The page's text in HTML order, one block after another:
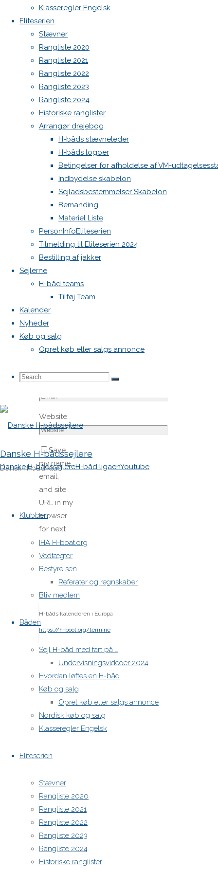
Klasseregler Engelsk
Eliteserien
Stævner
Rangliste 2020
Rangliste 2021
Rangliste 2022
Rangliste 2023
Rangliste 2024
Historiske ranglister
Arrangør drejebog
H-båds stævneleder
H-båds logoer
Betingelser for afholdelse af VM-
Indbydelse skabelon
Sejladsbestemmelser Skabelon
Bemanding
Materiel Liste
PersonInfoEliteserien
Tilmelding til Eliteserien 2024
Bestilling af jakker
Sejlerne
H-båd teams
Tilføj Team
Kalender
Nyheder
Køb og salg
Opret køb eller salgs annonce
Search
Search
Search
Danske H-bådssejlere
Dansk H-båd klub
Danske H-bådssejlereH-båd ligaenYoutube
Klubben
IHA H-boat.org
Vedtægter
Bestyrelsen
Referater og regnskaber
Bliv medlem
Båden
Sejl H-båd med fart på …
Undervisningsvideoer 2024
Hvordan løftes en H-båd
Køb og salg
Opret køb eller salgs annonce
Nordisk køb og salg
Klasseregler Engelsk
Eliteserien
Stævner
Rangliste 2020
Rangliste 2021
Rangliste 2022
Rangliste 2023
Rangliste 2024
Historiske ranglister
Skriv
et
svar
Din e-
mailadresse
vil ikke
blive
publiceret.
Krævede
felter er
markeret
med*
Comment
Name*
Website
Save
my name,
email,
and site
URL in my
browser
for next
time I
post a
comment.
H-båds kalenderen i Europa
https://h-boot.org/termine
WordPress.org
Powered byAnima